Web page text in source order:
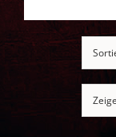
Zeige